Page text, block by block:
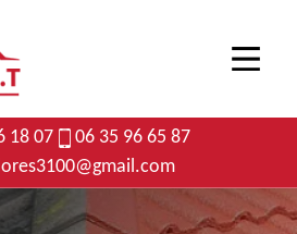
18 07
06 35 96 65 87